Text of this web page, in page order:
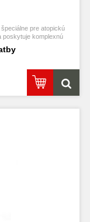
pre atopickú
poskytuje komplexnú
Vhodné pre dospelých